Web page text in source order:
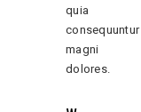
quia
consequuntur
magni
dolores.